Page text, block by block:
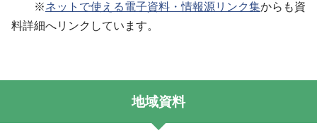
※ネットで使える電子資料・情報源リンク集からも資
料詳細へリンクしています。
地域資料